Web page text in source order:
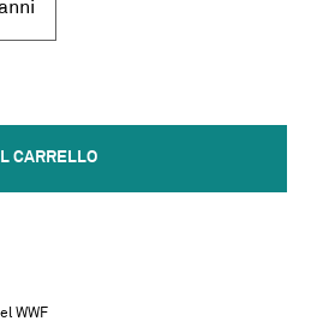
CARRELLO
WWF